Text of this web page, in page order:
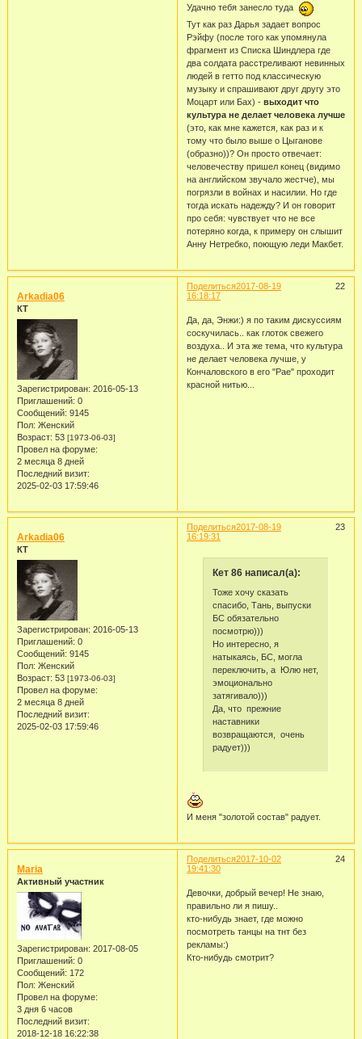
Удачно тебя занесло туда
Тут как раз Дарья задает вопрос
Рэйфу (после того как упомянула
фрагмент из Списка Шиндлера где
два солдата расстреливают невинных
людей в гетто под классическую
музыку и спрашивают друг другу это
Моцарт или Бах) - выходит что
культура не делает человека лучше
(это, как мне кажется, как раз и к
тому что было выше о Цыганове
(образно))? Он просто отвечает:
человечеству пришел конец (видимо
на английском звучало жестче), мы
погрязли в войнах и насилии. Но где
тогда искать надежду? И он говорит
про себя: чувствует что не все
потеряно когда, к примеру он слышит
Анну Нетребко, поющую леди Макбет.
Поделиться 22
2017-08-19
16:18:17
Arkadia06
КТ
Зарегистрирован: 2016-05-13
Приглашений: 0
Сообщений: 9145
Пол: Женский
Возраст: 53 [1973-06-03]
Провел на форуме:
2 месяца 8 дней
Последний визит:
2025-02-03 17:59:46
Да, да, Энжи:) я по таким дискуссиям
соскучилась.. как глоток свежего
воздуха.. И эта же тема, что культура
не делает человека лучше, у
Кончаловского в его "Рае" проходит
красной нитью...
Поделиться 23
2017-08-19
16:19:31
Arkadia06
КТ
Зарегистрирован: 2016-05-13
Приглашений: 0
Сообщений: 9145
Пол: Женский
Возраст: 53 [1973-06-03]
Провел на форуме:
2 месяца 8 дней
Последний визит:
2025-02-03 17:59:46
Кет 86 написал(а):
Тоже хочу сказать
спасибо, Тань, выпуски
БС обязательно
посмотрю)))
Но интересно, я
натыкаясь, БС, могла
переключить, а Юлю нет,
эмоционально
затягивало)))
Да, что прежние
наставники
возвращаются, очень
радует)))
И меня "золотой состав" радует.
Поделиться 24
2017-10-02
19:41:30
Maria
Активный участник
Зарегистрирован: 2017-08-05
Приглашений: 0
Сообщений: 172
Пол: Женский
Провел на форуме:
3 дня 6 часов
Последний визит:
2018-12-18 16:22:38
Девочки, добрый вечер! Не знаю,
правильно ли я пишу..
кто-нибудь знает, где можно
посмотреть танцы на тнт без
рекламы:)
Кто-нибудь смотрит?